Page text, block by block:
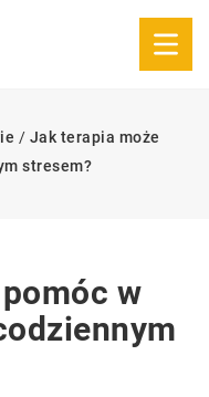
/ Jak terapia może
stresem?
w